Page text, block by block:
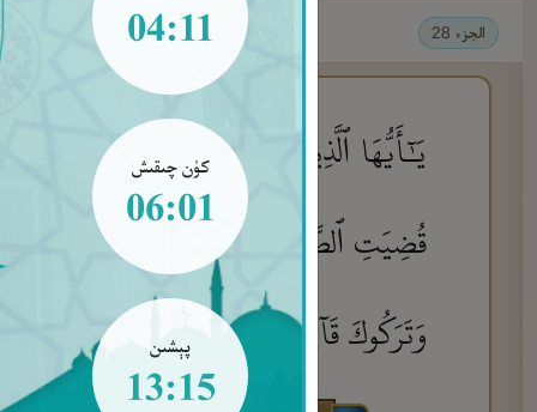
04:11
كۈن چىقىش
06:01
پېشىن
13:15
الجزء 28
يَـٰٓأَيُّهَا ٱلَّذِينَ ءَامَنُوٓا۟ إِذَا نُودِىَ
قُضِيَتِ ٱلصَّلَوٰةُ فَٱنتَشِرُوا۟ فِى ٱلْأَرْضِ
وَتَرَكُوكَ قَآئِمًا ۚ قُلْ مَا عِندَ ٱللَّهِ خَيْرٌ مِّنَ